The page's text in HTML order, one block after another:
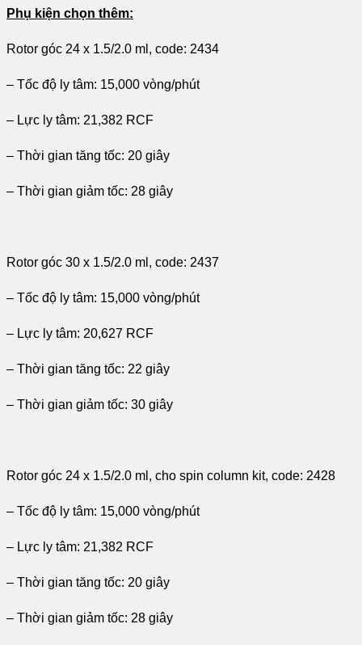
Phụ kiện chọn thêm:
Rotor góc 24 x 1.5/2.0 ml, code: 2434
– Tốc độ ly tâm: 15,000 vòng/phút
– Lực ly tâm: 21,382 RCF
– Thời gian tăng tốc: 20 giây
– Thời gian giảm tốc: 28 giây
Rotor góc 30 x 1.5/2.0 ml, code: 2437
– Tốc độ ly tâm: 15,000 vòng/phút
– Lực ly tâm: 20,627 RCF
– Thời gian tăng tốc: 22 giây
– Thời gian giảm tốc: 30 giây
Rotor góc 24 x 1.5/2.0 ml, cho spin column kit, code: 2428
– Tốc độ ly tâm: 15,000 vòng/phút
– Lực ly tâm: 21,382 RCF
– Thời gian tăng tốc: 20 giây
– Thời gian giảm tốc: 28 giây